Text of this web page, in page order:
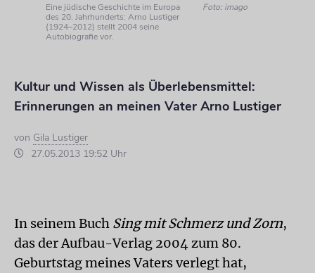
Eine jüdische Geschichte im Europa
des 20. Jahrhunderts: Arno Lustiger
(1924–2012) stellt 2004 seine
Autobiografie vor.
Foto: imago
Kultur und Wissen als Überlebensmittel:
Erinnerungen an meinen Vater Arno Lustiger
von Gila Lustiger
27.05.2013 19:52 Uhr
In seinem Buch Sing mit Schmerz und Zorn,
das der Aufbau-Verlag 2004 zum 80.
Geburtstag meines Vaters verlegt hat,